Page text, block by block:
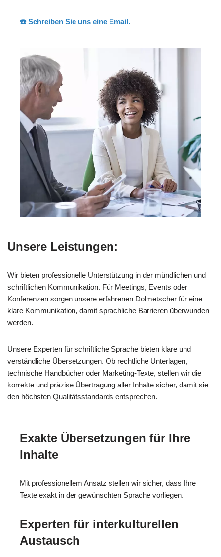
☎️ Schreiben Sie uns eine Email.
Unsere Leistungen:
Wir bieten professionelle Unterstützung in der mündlichen und
schriftlichen Kommunikation. Für Meetings, Events oder
Konferenzen sorgen unsere erfahrenen Dolmetscher für eine
klare Kommunikation, damit sprachliche Barrieren überwunden
werden.
Unsere Experten für schriftliche Sprache bieten klare und
verständliche Übersetzungen. Ob rechtliche Unterlagen,
technische Handbücher oder Marketing-Texte, stellen wir die
korrekte und präzise Übertragung aller Inhalte sicher, damit sie
den höchsten Qualitätsstandards entsprechen.
Exakte Übersetzungen für Ihre
Inhalte
Mit professionellem Ansatz stellen wir sicher, dass Ihre
Texte exakt in der gewünschten Sprache vorliegen.
Experten für interkulturellen
Austausch